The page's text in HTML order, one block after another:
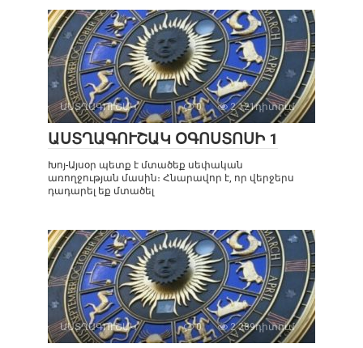
ԱՍՏՂԱԳՈՒՇԱԿ 0 2 121դիտում
ԱՍՏՂԱԳՈՒՇԱԿ ՕԳՈՍՏՈՍԻ 1
Խոյ-Այսօր պետք է մտածեք սեփական
առողջության մասին։ Հնարավոր է, որ վերջերս
դադարել եք մտածել
ԱՍՏՂԱԳՈՒՇԱԿ 0 2 289դիտում